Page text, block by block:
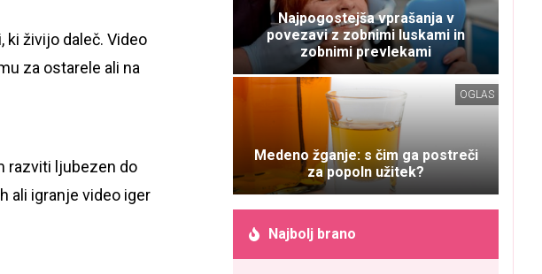
ki živijo daleč. Video
za ostarele ali na
razviti ljubezen do
ali igranje video iger
Najpogostejša vprašanja v
povezavi z zobnimi luskami in
zobnimi prevlekami
OGLAS
Medeno žganje: s čim ga postreči
za popoln užitek?
Najbolj brano